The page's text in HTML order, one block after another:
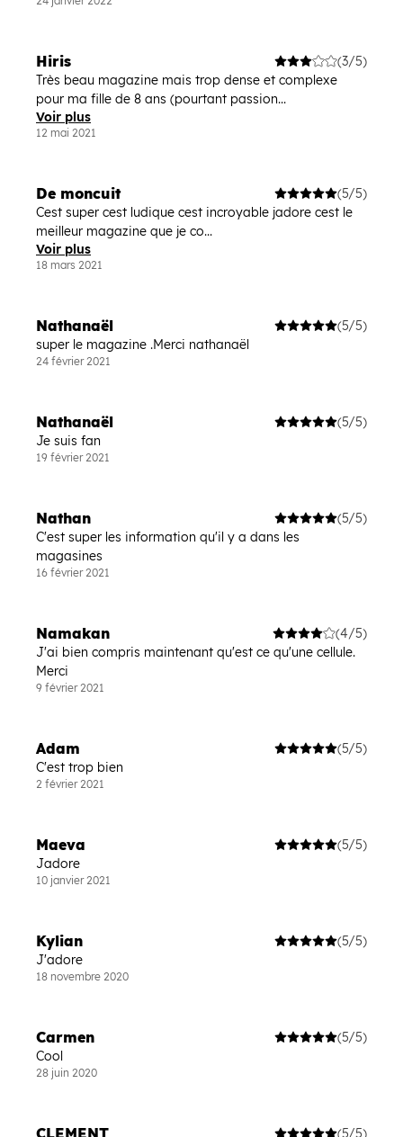
Hiris
(3/5)
Très beau magazine mais trop dense et complexe
pour ma fille de 8 ans (pourtant passion...
Voir plus
12 mai 2021
De moncuit
(5/5)
Cest super cest ludique cest incroyable jadore cest le
meilleur magazine que je co...
Voir plus
18 mars 2021
Nathanaël
(5/5)
super le magazine .Merci nathanaël
24 février 2021
Nathanaël
(5/5)
Je suis fan
19 février 2021
Nathan
(5/5)
C'est super les information qu'il y a dans les
magasines
16 février 2021
Namakan
(4/5)
J'ai bien compris maintenant qu'est ce qu'une cellule.
Merci
9 février 2021
Adam
(5/5)
C'est trop bien
2 février 2021
Maeva
(5/5)
Jadore
10 janvier 2021
Kylian
(5/5)
J'adore
18 novembre 2020
Carmen
(5/5)
Cool
28 juin 2020
CLEMENT
(5/5)